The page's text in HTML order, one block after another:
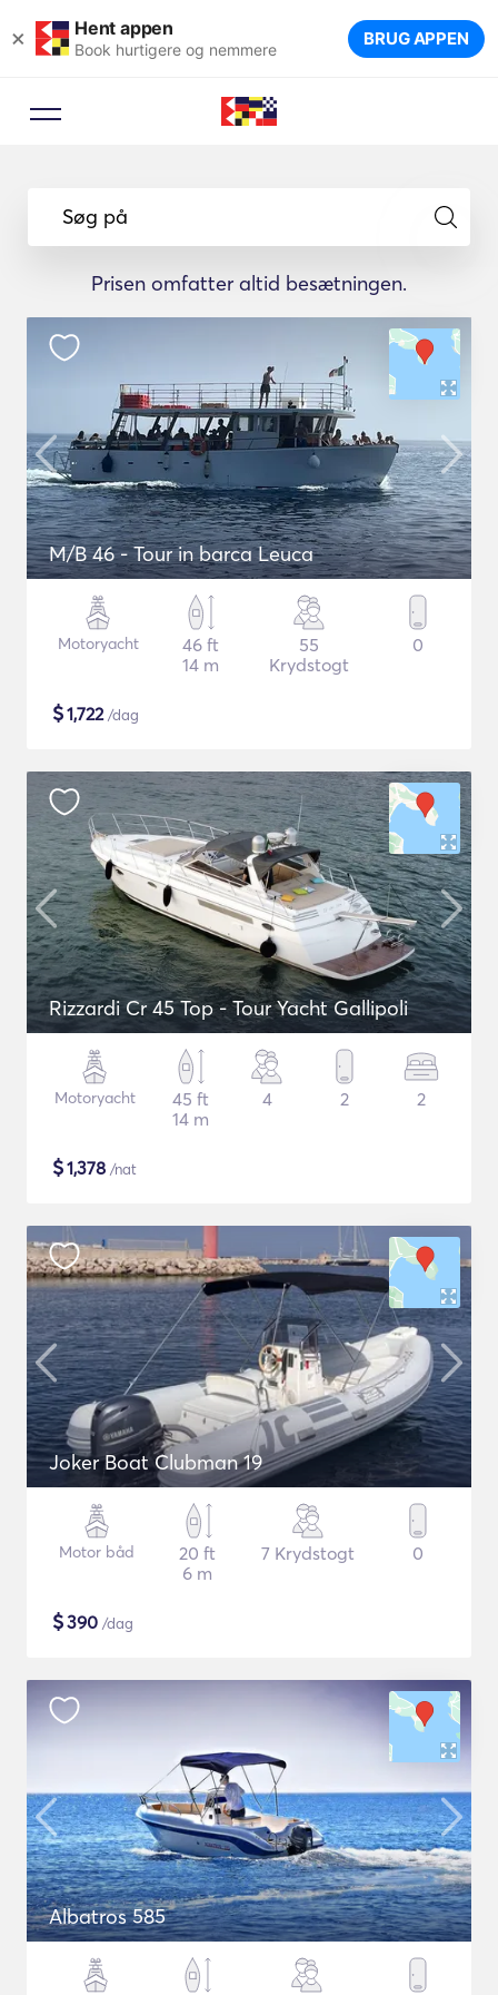
× Hent appen
Book hurtigere og nemmere BRUG APPEN
Søg på
Prisen omfatter altid besætningen.
M/B 46 - Tour in barca Leuca
Motoryacht
46 ft
14 m
55
Krydstogt
0
$1,722/dag
Rizzardi Cr 45 Top - Tour Yacht Gallipoli
Motoryacht
45 ft
14 m
4 2 2
$1,378 /nat
Joker Boat Clubman 19
Motor båd
20 ft
6 m
7 Krydstogt 0
$390 /dag
Albatros 585